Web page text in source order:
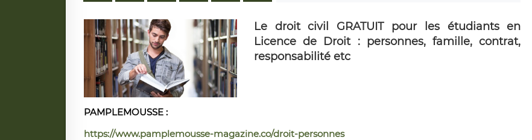
Le droit civil GRATUIT pour les étudiants en
Licence de Droit : personnes, famille, contrat,
responsabilité etc
PAMPLEMOUSSE :
https://www.pamplemousse-magazine.co/droit-personnes